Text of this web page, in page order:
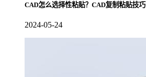
CAD怎么选择性粘贴？CAD复制粘贴技巧
2024-05-24